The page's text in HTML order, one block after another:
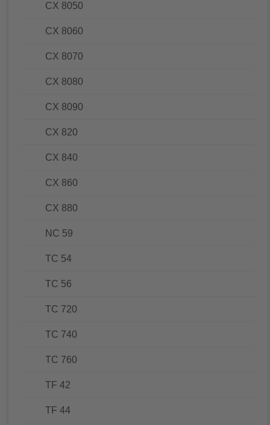
CX 8050
CX 8060
CX 8070
CX 8080
CX 8090
CX 820
CX 840
CX 860
CX 880
NC 59
TC 54
TC 56
TC 720
TC 740
TC 760
TF 42
TF 44